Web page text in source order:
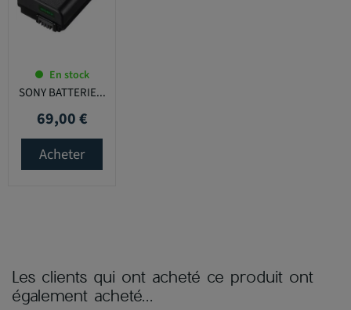
En stock
SONY BATTERIE...
Prix
69,00 €
Acheter
Les clients qui ont acheté ce produit ont
également acheté...